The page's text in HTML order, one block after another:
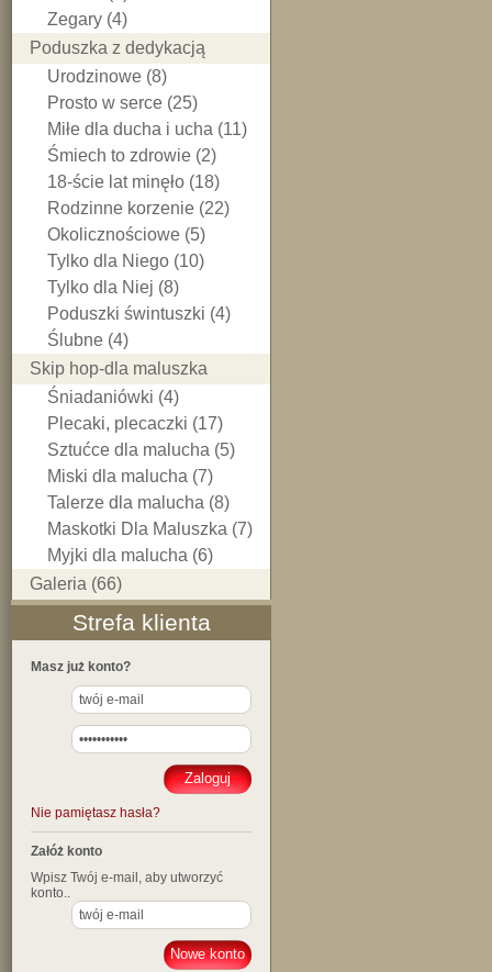
Zegary (4)
Poduszka z dedykacją
Urodzinowe (8)
Prosto w serce (25)
Miłe dla ducha i ucha (11)
Śmiech to zdrowie (2)
18-ście lat minęło (18)
Rodzinne korzenie (22)
Okolicznościowe (5)
Tylko dla Niego (10)
Tylko dla Niej (8)
Poduszki świntuszki (4)
Ślubne (4)
Skip hop-dla maluszka
Śniadaniówki (4)
Plecaki, plecaczki (17)
Sztućce dla malucha (5)
Miski dla malucha (7)
Talerze dla malucha (8)
Maskotki Dla Maluszka (7)
Myjki dla malucha (6)
Galeria (66)
Strefa klienta
Masz już konto?
Nie pamiętasz hasła?
Załóż konto
Wpisz Twój e-mail, aby utworzyć
konto..